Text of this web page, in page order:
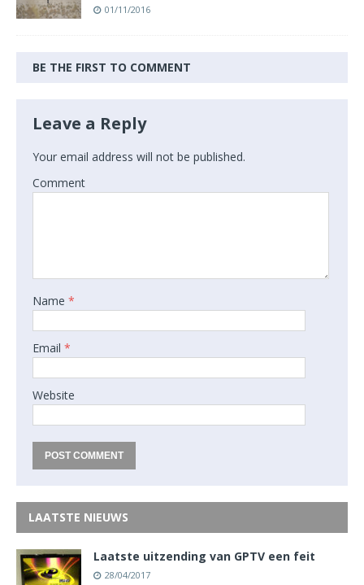
01/11/2016
BE THE FIRST TO COMMENT
Leave a Reply
Your email address will not be published.
Comment
Name *
Email *
Website
LAATSTE NIEUWS
Laatste uitzending van GPTV een feit
28/04/2017